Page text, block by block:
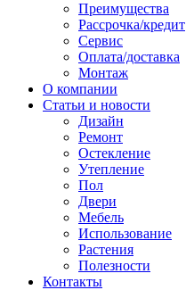
Преимущества
Рассрочка/кредит
Сервис
Оплата/доставка
Монтаж
О компании
Статьи и новости
Дизайн
Ремонт
Остекление
Утепление
Пол
Двери
Мебель
Использование
Растения
Полезности
Контакты